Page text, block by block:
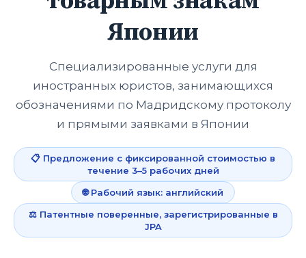
Японии
Специализированные услуги для
иностранных юристов, занимающихся
обозначениями по Мадридскому протоколу
и прямыми заявками в Японии
📋 Предложение с фиксированной стоимостью в
течение 3–5 рабочих дней
🌐 Рабочий язык: английский
⚖️ Патентные поверенные, зарегистрированные в
JPA